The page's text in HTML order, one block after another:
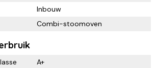
Inbouw
Combi-stoomoven
A+